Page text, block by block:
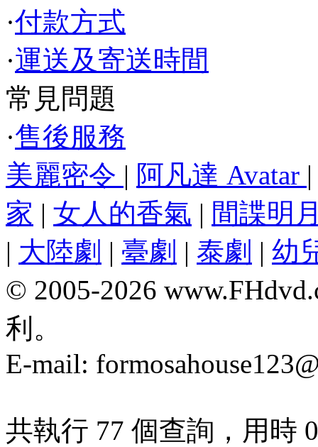
·付款方式
·運送及寄送時間
常見問題
·售後服務
美麗密令 | 阿凡達 Avatar
家 | 女人的香氣 | 間諜明
| 大陸劇 | 臺劇 | 泰劇 | 幼
© 2005-2026
利。
E-mail:
共執行 77 個查詢，用時